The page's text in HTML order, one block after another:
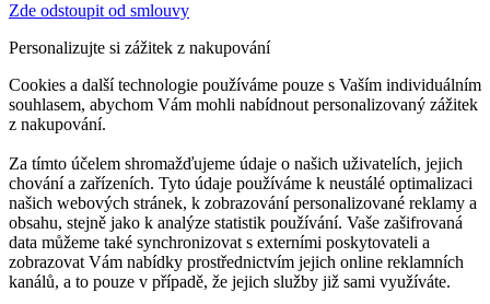
Zde odstoupit od smlouvy
Personalizujte si zážitek z nakupování
Cookies a další technologie používáme pouze s Vaším individuálním
souhlasem, abychom Vám mohli nabídnout personalizovaný zážitek
z nakupování.
Za tímto účelem shromažďujeme údaje o našich uživatelích, jejich
chování a zařízeních. Tyto údaje používáme k neustálé optimalizaci
našich webových stránek, k zobrazování personalizované reklamy a
obsahu, stejně jako k analýze statistik používání. Vaše zašifrovaná
data můžeme také synchronizovat s externími poskytovateli a
zobrazovat Vám nabídky prostřednictvím jejich online reklamních
kanálů, a to pouze v případě, že jejich služby již sami využíváte.